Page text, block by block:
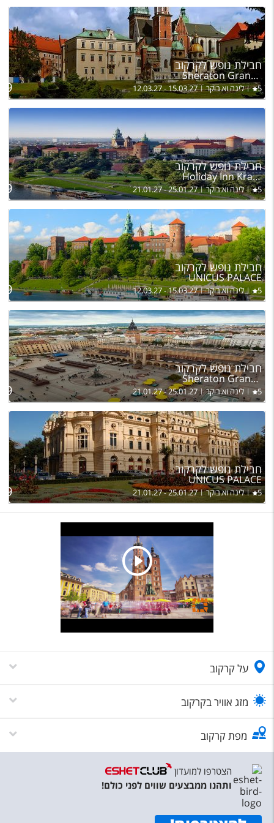
חבילת נופש לקרקוב
Sheraton Grand Krakow
5 לינה וא.בוקר 12.03.27 - 15.03.27
חבילת נופש לקרקוב
Holiday Inn Krakow City Centre
5 לינה וא.בוקר 21.01.27 - 25.01.27
חבילת נופש לקרקוב
UNICUS PALACE
5 לינה וא.בוקר 12.03.27 - 15.03.27
חבילת נופש לקרקוב
Sheraton Grand Krakow
5 לינה וא.בוקר 21.01.27 - 25.01.27
חבילת נופש לקרקוב
UNICUS PALACE
5 לינה וא.בוקר 21.01.27 - 25.01.27
על קרקוב
מזג אוויר בקרקוב
מפת קרקוב
הצטרפו למועדון
ותהנו ממבצעים שווים לפני כולם!